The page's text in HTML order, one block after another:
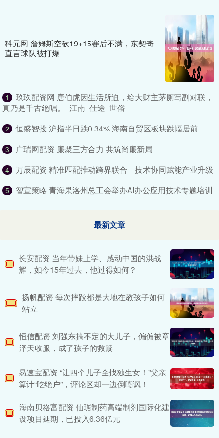
科元网 詹姆斯空砍19+15赛后不满，东契奇
直言球队被打爆
1
玖玖配资网 唐伯虎因生活所迫，给大财主茅厕写副对联，
真乃是千古绝唱。_江南_仕途_世俗
2 恒盛智投 沪指半日跌0.34% 海南自贸区板块跌幅居前
3 广瑞网配资 廉聚三方合力 共筑尚廉新局
4 万辰配资 精准匹配推动跨界联合，技术协同赋能产业升级
5 智宣策略 青海果洛州总工会举办AI办公应用技术专题培训
最新文章
长安配资 当年带妹上学、感动中国的洪战
辉，如今15年过去，他过得如何？
扬帆配资 每次摔跤都是大地在教孩子如何
站立
恒信配资 刘强东搞不定的大儿子，偏偏被章
泽天收服，成了孩子的救赎
易速宝配资 “让四个儿子全找独生女！”父亲
算计“吃绝户”，评论区却一边倒嘲讽！
海南贝格富配资 仙琚制药高端制剂国际化建
设项目延期，已投入6.36亿元